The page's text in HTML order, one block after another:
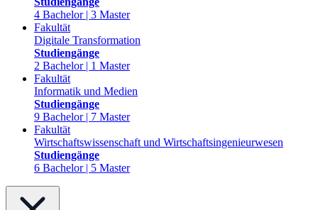
4 Bachelor | 3 Master
Fakultät
Digitale Transformation
Studiengänge
2 Bachelor | 1 Master
Fakultät
Informatik und Medien
Studiengänge
9 Bachelor | 7 Master
Fakultät
Wirtschaftswissenschaft und Wirtschaftsingenieurwesen
Studiengänge
6 Bachelor | 5 Master